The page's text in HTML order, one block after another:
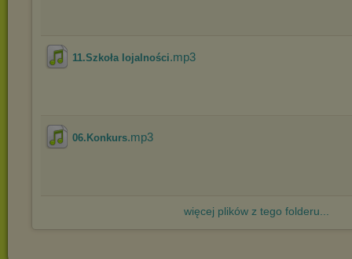
11.Szkoła lojalności.mp3
06.Konkurs.mp3
więcej plików z tego folderu...